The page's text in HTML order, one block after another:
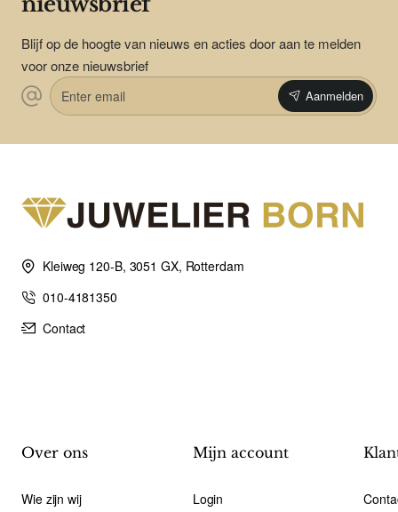
Blijf op de hoogte van nieuws en acties door aan te melden
voor onze nieuwsbrief
Enter
email
Aanmelden
Kleiweg 120-B, 3051 GX, Rotterdam
010-4181350
Contact
Over ons
Wie zijn wij
Mijn account
Login